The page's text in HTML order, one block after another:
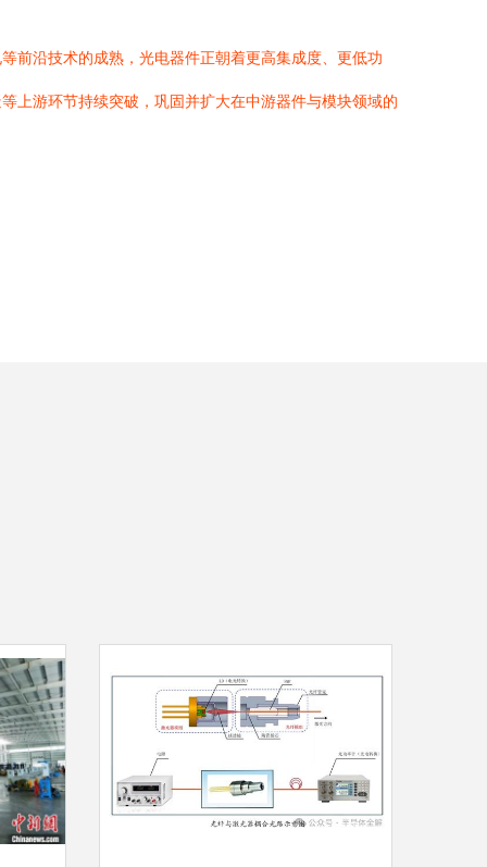
前沿技术的成熟，光电器件正朝着更高集成度、更低功
上游环节持续突破，巩固并扩大在中游器件与模块领域的